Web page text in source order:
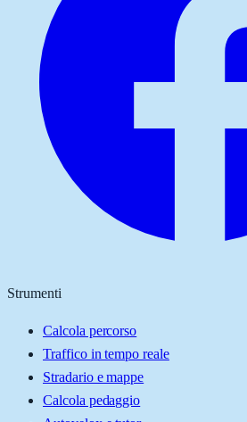
Strumenti
Calcola percorso
Traffico in tempo reale
Stradario e mappe
Calcola pedaggio